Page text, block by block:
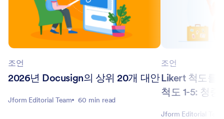
조언
2026년 Docusign의 상위 20개 대안
Jform Editorial Team 60 min read
조언
Likert 척도를
척도 1-5: 청
Jform Editorial